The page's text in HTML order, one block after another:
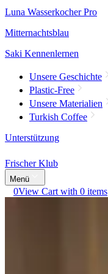
Luna Wasserkocher Pro
Mitternachtsblau
Saki Kennenlernen
Unsere Geschichte
Plastic-Free
Unsere Materialien
Turkish Coffee
Unterstützung
Frischer Klub
Menü
0View Cart with 0 items